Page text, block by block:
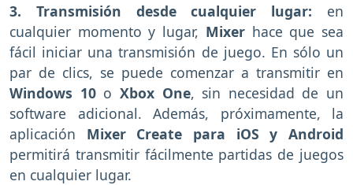
3. Transmisión desde cualquier lugar: en
cualquier momento y lugar, Mixer hace que sea
fácil iniciar una transmisión de juego. En sólo un
par de clics, se puede comenzar a transmitir en
Windows 10o Xbox One, sin necesidad de un
software adicional. Además, próximamente, la
aplicación Mixer Create para iOS y Android
permitirá transmitir fácilmente partidas de juegos
en cualquier lugar.